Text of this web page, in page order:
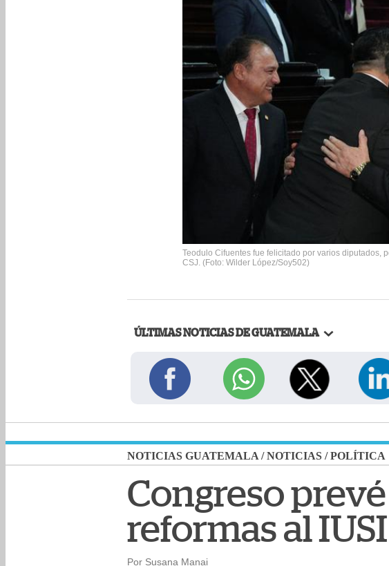
Teodulo Cifuentes fue felicitado por varios diputados,
CSJ. (Foto: Wilder López/Soy502)
ÚLTIMAS NOTICIAS DE GUATEMALA
NOTICIAS GUATEMALA /NOTICIAS /POLÍTICA
Congreso
reformas al
Por Susana Manai